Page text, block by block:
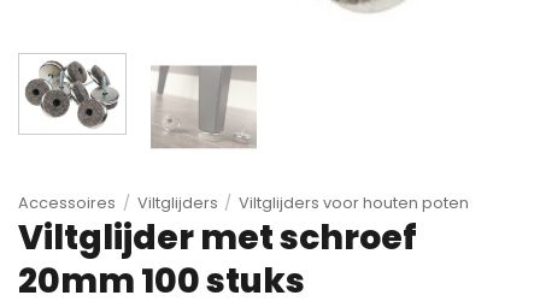
Accessoires / Viltglijders / Viltglijders voor houten poten
Viltglijder met schroef
20mm 100 stuks